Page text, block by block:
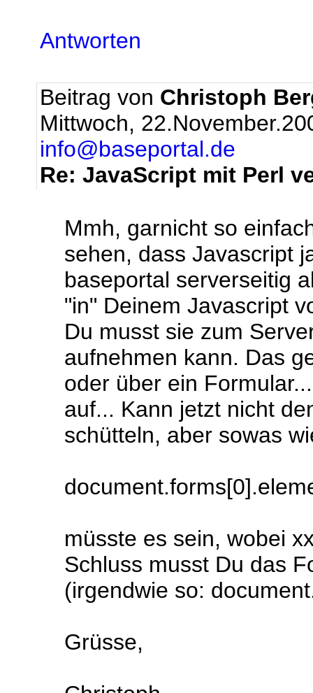
Antworten
Beitrag von Christoph
Mittwoch,
info@baseportal.de
Re: JavaScript mit Perl
Mmh, garnicht so
sehen, dass Javascript
baseportal serverseitig
"in" Deinem Javascript
Du musst sie zum
aufnehmen kann. Das
oder über ein
auf... Kann jetzt nicht
schütteln, aber sowas
müsste es sein, wobei
Schluss musst Du das
(irgendwie so:
Grüsse,